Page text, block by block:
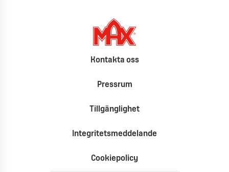
Kontakta oss
Pressrum
Tillgänglighet
Integritetsmeddelande
Cookiepolicy